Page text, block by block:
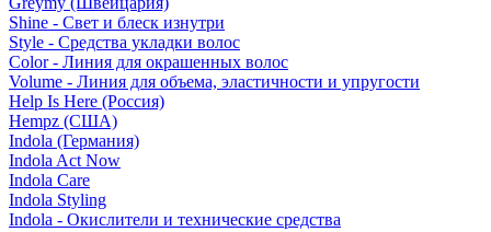
Shine - Свет и блеск изнутри
Style - Средства укладки волос
Color - Линия для окрашенных волос
Volume - Линия для объема, эластичности и упругости
Help Is Here (Россия)
Hempz (США)
Indola (Германия)
Indola Act Now
Indola Care
Indola Styling
Indola - Окислители и технические средства